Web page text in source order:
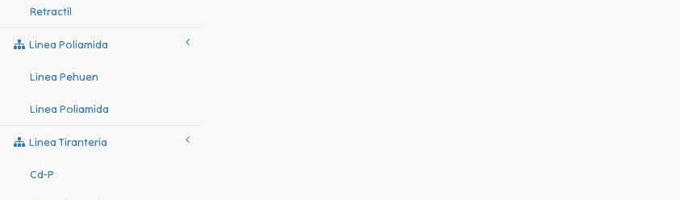
Retractil
Linea Poliamida
Linea Pehuen
Linea Poliamida
Linea Tiranteria
Cd-P